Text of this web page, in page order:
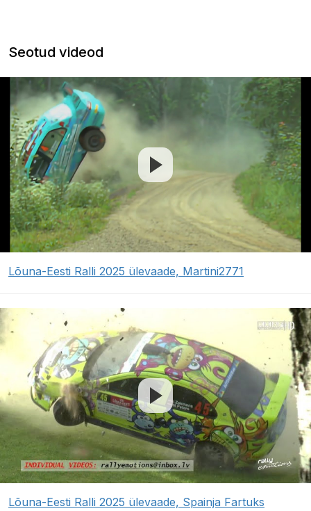
Seotud videod
Lõuna-Eesti Ralli 2025 ülevaade, Martini2771
Lõuna-Eesti Ralli 2025 ülevaade, Spainja Fartuks